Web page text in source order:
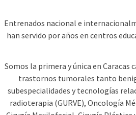
Entrenados nacional e
han servido por años en centros
Somos la primera y única en
trastornos tumorales tanto
subespecialidades y tecnologías
radioterapia (GURVE), Oncología